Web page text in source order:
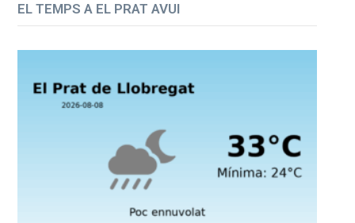
EL TEMPS A EL PRAT AVUI